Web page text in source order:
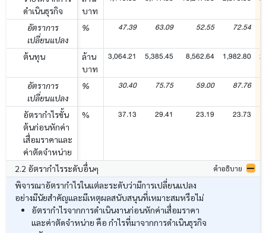
ดำเนินธุรกิจ
บาท
อัตราการ
เปลี่ยนแปลง
% 47.39 63.09 52.55 72.54
ต้นทุน
ล้าน
บาท
3,064.21 5,385.45 8,562.64 1,982.80
อัตราการ
เปลี่ยนแปลง
% 30.40 75.75 59.00 87.76
อัตรากำไรขั้น
ต้นก่อนหักค่า
เสื่อมราคาและ
ค่าตัดจำหน่าย
% 37.13 29.41 23.19 23.73
2.2 อัตรากำไรระดับอื่นๆ คำอธิบาย
พิจารณาอัตรากำไรในแต่ละระดับว่ามีการเปลี่ยนแปลง
อย่างมีนัยสำคัญและมีเหตุผลสนับสนุนที่เหมาะสมหรือไม่
อัตรากำไรจากการดำเนินงานก่อนหักค่าเสื่อมราคา
และค่าตัดจำหน่าย คือ กำไรที่มาจากการดำเนินธุรกิจ